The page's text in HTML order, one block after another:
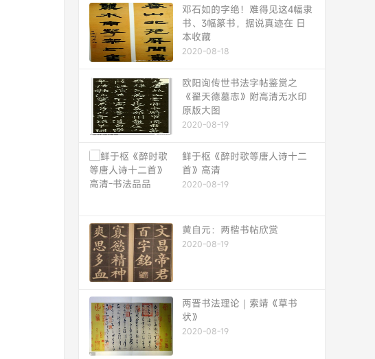
邓石如的字绝！难得见这4幅隶
书、3幅篆书，据说真迹在 日
本收藏
2020-08-18
欧阳询传世书法字帖鉴赏之
《翟天德墓志》附高清无水印
原版大图
2020-08-19
鲜于枢《醉时歌等唐人诗十二
首》高清
2020-08-19
黄自元：两楷书帖欣赏
2020-08-19
两晋书法理论｜索靖《草书
状》
2020-08-19